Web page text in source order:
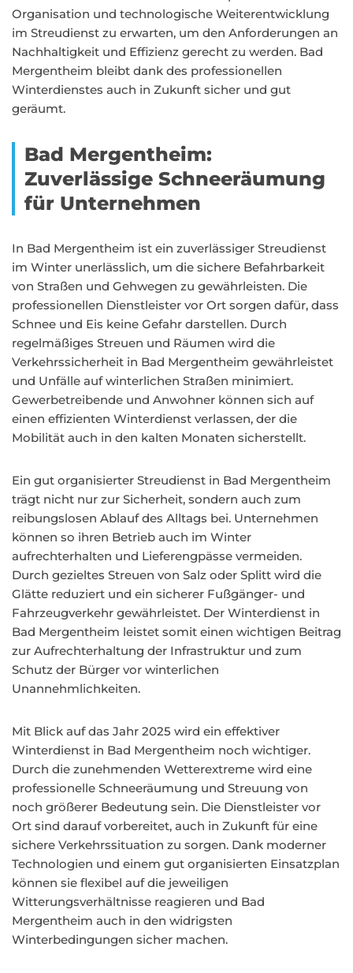
Organisation und technologische Weiterentwicklung
im Streudienst zu erwarten, um den Anforderungen an
Nachhaltigkeit und Effizienz gerecht zu werden. Bad
Mergentheim bleibt dank des professionellen
Winterdienstes auch in Zukunft sicher und gut
geräumt.
Bad Mergentheim:
Zuverlässige Schneeräumung
für Unternehmen
In Bad Mergentheim ist ein zuverlässiger Streudienst
im Winter unerlässlich, um die sichere Befahrbarkeit
von Straßen und Gehwegen zu gewährleisten. Die
professionellen Dienstleister vor Ort sorgen dafür, dass
Schnee und Eis keine Gefahr darstellen. Durch
regelmäßiges Streuen und Räumen wird die
Verkehrssicherheit in Bad Mergentheim gewährleistet
und Unfälle auf winterlichen Straßen minimiert.
Gewerbetreibende und Anwohner können sich auf
einen effizienten Winterdienst verlassen, der die
Mobilität auch in den kalten Monaten sicherstellt.
Ein gut organisierter Streudienst in Bad Mergentheim
trägt nicht nur zur Sicherheit, sondern auch zum
reibungslosen Ablauf des Alltags bei. Unternehmen
können so ihren Betrieb auch im Winter
aufrechterhalten und Lieferengpässe vermeiden.
Durch gezieltes Streuen von Salz oder Splitt wird die
Glätte reduziert und ein sicherer Fußgänger- und
Fahrzeugverkehr gewährleistet. Der Winterdienst in
Bad Mergentheim leistet somit einen wichtigen Beitrag
zur Aufrechterhaltung der Infrastruktur und zum
Schutz der Bürger vor winterlichen
Unannehmlichkeiten.
Mit Blick auf das Jahr 2025 wird ein effektiver
Winterdienst in Bad Mergentheim noch wichtiger.
Durch die zunehmenden Wetterextreme wird eine
professionelle Schneeräumung und Streuung von
noch größerer Bedeutung sein. Die Dienstleister vor
Ort sind darauf vorbereitet, auch in Zukunft für eine
sichere Verkehrssituation zu sorgen. Dank moderner
Technologien und einem gut organisierten Einsatzplan
können sie flexibel auf die jeweiligen
Witterungsverhältnisse reagieren und Bad
Mergentheim auch in den widrigsten
Winterbedingungen sicher machen.